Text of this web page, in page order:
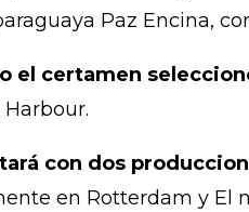
Paz Encina,
el certamen
Harbour.
con dos
en Rotterdam y El